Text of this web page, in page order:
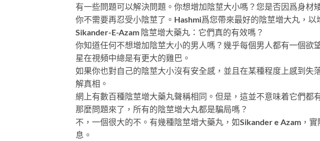
有一些問題可以解決問題。你想增加陰莖大小嗎？您是否因爲身
你不需要再忍受小陰莖了。Hashmi爲您帶來最好的陰莖增大丸，以
Sikander-E-Azam 陰莖增大藥丸：它們真的有效嗎？
你知道任何不想增加陰莖大小的男人嗎？幾乎每個男人都有一個
星在視頻中總是有更大的雞巴。
如果你也對自己的陰莖大小沒有安全感，並且在某種程度上感到失
解真相。
網上有數百種陰莖增大藥丸聲稱相同。但是，這並不意味着它們都
那麼問題來了，所有的陰莖增大丸都是騙局嗎？
不，一個很大的不。有幾種陰莖增大藥丸，如Sikander e Azam，
息。